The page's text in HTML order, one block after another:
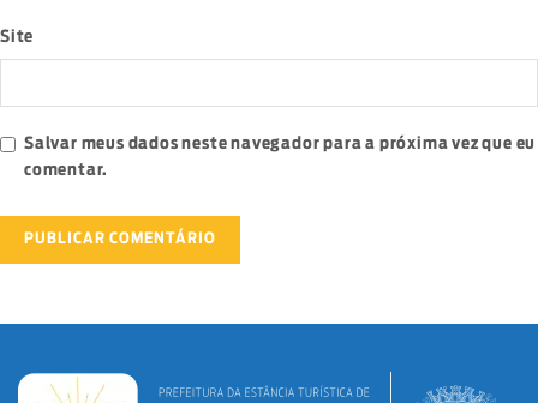
Site
Salvar meus dados neste navegador para a próxima vez que eu
comentar.